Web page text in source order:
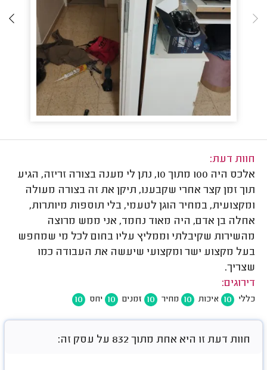
חוות דעת:
אלכס היה 100 מתוך 10, נתן לי מענה בצורה זריזה, הגיע
תוך זמן קצר אחרי שקבענו, תיקן את זה בצורה מעולה
ומקצועית, במחיר הוגן לטעמי, בלי תוספות מיותרות,
אחלה בן אדם, היה מאוד נחמד, אני ממש מרוצה
מהשירות שקיבלתי וממליץ עליו בחום לכל מי שמחפש
בעל מקצוע ישר ומקצועי שיעשה את העבודה כמו
שצריך.
דירוגים:
כללי 10 איכות 10 מחיר 10 זמנים 10 יחס 10
חוות דעת זו היא אחת מתוך 832 על עסק זה: